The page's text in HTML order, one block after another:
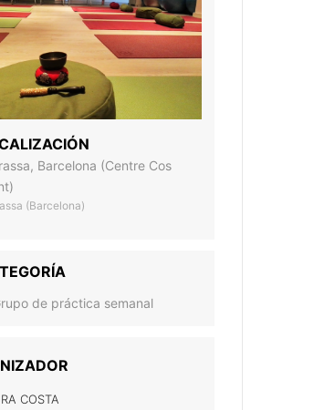
Barcelona (Centre Cos
(Barcelona)
de práctica semanal
COSTA